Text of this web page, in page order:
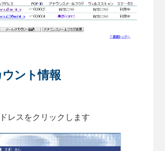
ント情報
レスをクリックします